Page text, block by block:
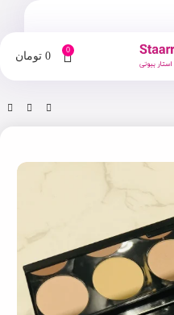
0
0 تومان
فروشگاه آرایش صورت